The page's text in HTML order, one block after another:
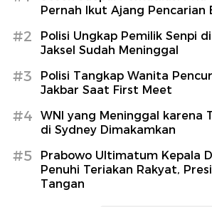
Pernah Ikut Ajang Pencarian
#2
Polisi Ungkap Pemilik Senpi
Jaksel Sudah Meninggal
#3
Polisi Tangkap Wanita
Jakbar Saat First Meet
#4
WNI yang Meninggal karena
di Sydney Dimakamkan
#5
Prabowo Ultimatum Kepala
Penuhi Teriakan Rakyat,
Tangan